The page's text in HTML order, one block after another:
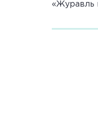
«Журавль
Летала